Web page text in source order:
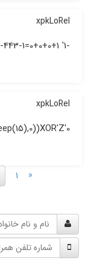
xpkLoRel
-1' OR 2+443-443-1=0+0+0+1 --
xpkLoRel
0'XOR(if(now()=sysdate(),sleep(15),0))XOR'Z
«
1
و
نام
خانوادگی
شماره
تلفن